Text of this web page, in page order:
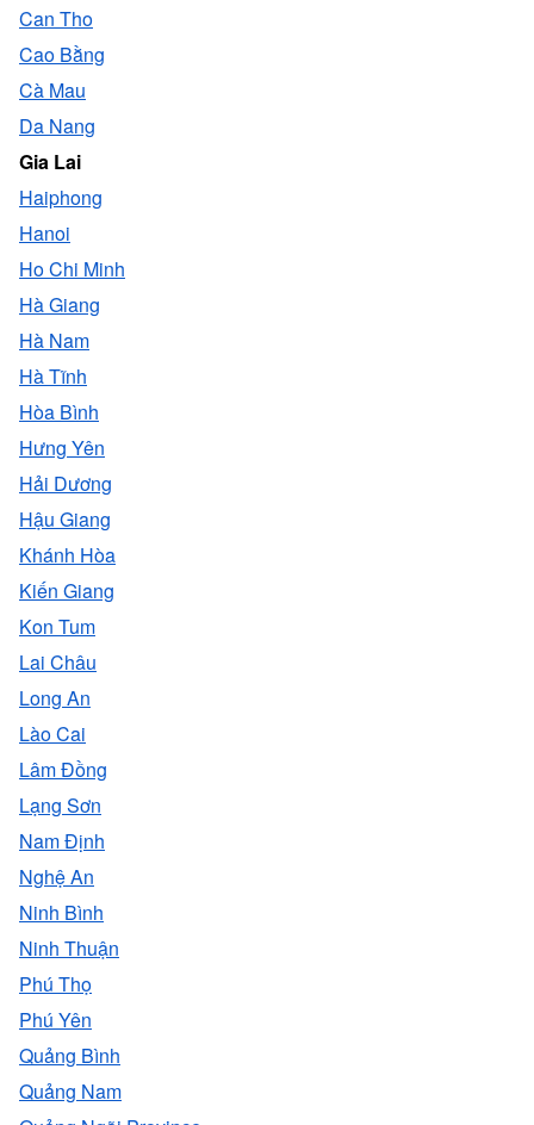
Can Tho
Cao Bằng
Cà Mau
Da Nang
Gia Lai
Haiphong
Hanoi
Ho Chi Minh
Hà Giang
Hà Nam
Hà Tĩnh
Hòa Bình
Hưng Yên
Hải Dương
Hậu Giang
Khánh Hòa
Kiến Giang
Kon Tum
Lai Châu
Long An
Lào Cai
Lâm Đồng
Lạng Sơn
Nam Định
Nghệ An
Ninh Bình
Ninh Thuận
Phú Thọ
Phú Yên
Quảng Bình
Quảng Nam